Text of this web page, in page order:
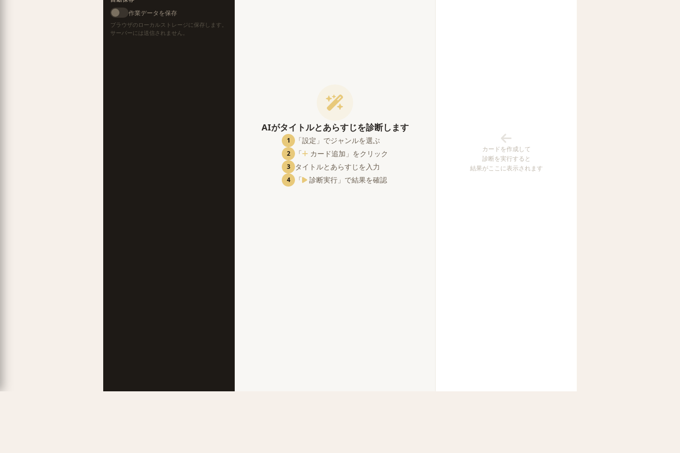
作業データを保存
ブラウザのローカルストレージに保存します。
サーバーには送信されません。
AIがタイトルとあらすじを診断します
1 「設定」でジャンルを選ぶ
2 「 カード追加」をクリック
3 タイトルとあらすじを入力
4 「 診断実行」で結果を確認
カードを作成して
診断を実行すると
結果がここに表示されます